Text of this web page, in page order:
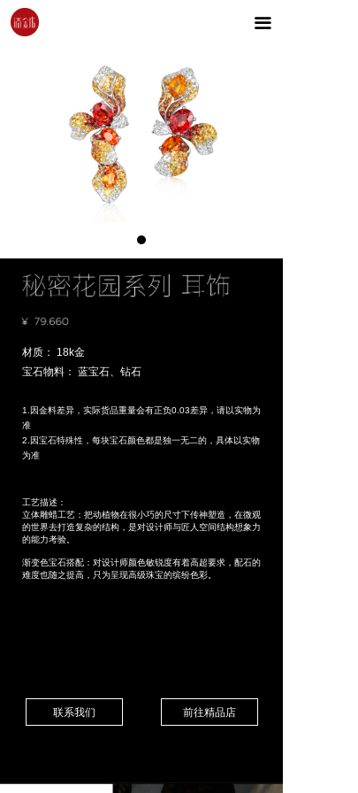
끀
联系我们
材质： 18k金
宝石物料： 蓝宝石、钻石
1.因金料差异，实际货品重量会有正负0.03差异，请以实物为
准
2.因宝石特殊性，每块宝石颜色都是独一无二的，具体以实物
为准
前往精品店
工艺描述：
立体雕蜡工艺：把动植物在很小巧的尺寸下传神塑造，在微观
的世界去打造复杂的结构，是对设计师与匠人空间结构想象力
的能力考验。
渐变色宝石搭配：对设计师颜色敏锐度有着高超要求，配石的
难度也随之提高，只为呈现高级珠宝的缤纷色彩。